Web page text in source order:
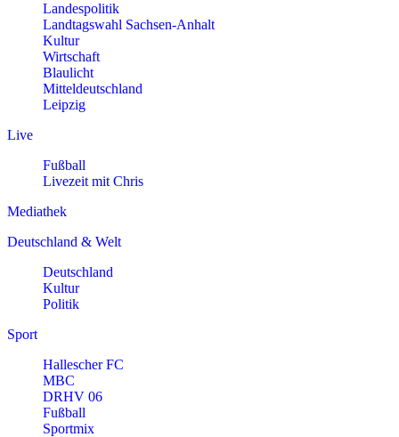
Landespolitik
Landtagswahl Sachsen-Anhalt
Kultur
Wirtschaft
Blaulicht
Mitteldeutschland
Leipzig
Live
Fußball
Livezeit mit Chris
Mediathek
Deutschland & Welt
Deutschland
Kultur
Politik
Sport
Hallescher FC
MBC
DRHV 06
Fußball
Sportmix